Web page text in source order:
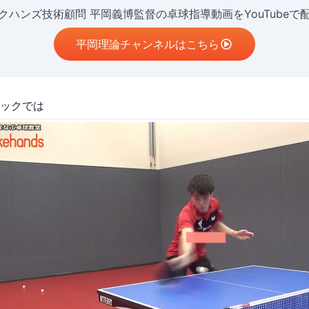
ハンズ技術顧問 平岡義博監督の卓球指導動画をYouTubeで
平岡理論チャンネルはこちら
クでは